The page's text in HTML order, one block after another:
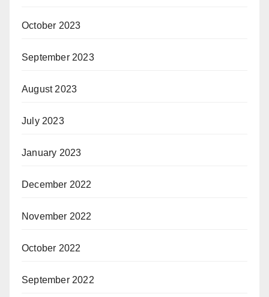
October 2023
September 2023
August 2023
July 2023
January 2023
December 2022
November 2022
October 2022
September 2022